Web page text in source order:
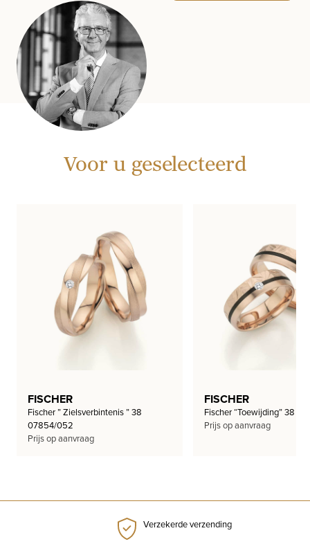
Voor u geselecteerd
FISCHER
Fischer ” Zielsverbintenis ” 38
07854/052
Prijs op aanvraag
FISCHER
Fischer “Toewijding” 38
Prijs op aanvraag
Verzekerde verzending